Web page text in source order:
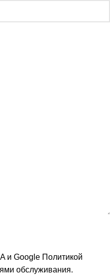
и Google Политикой
обслуживания.